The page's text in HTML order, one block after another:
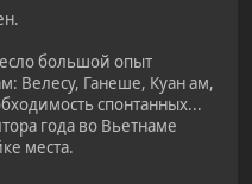
большой опыт
Велесу, Ганеше, Куан ам,
спонтанных...
года во Вьетнаме
места.